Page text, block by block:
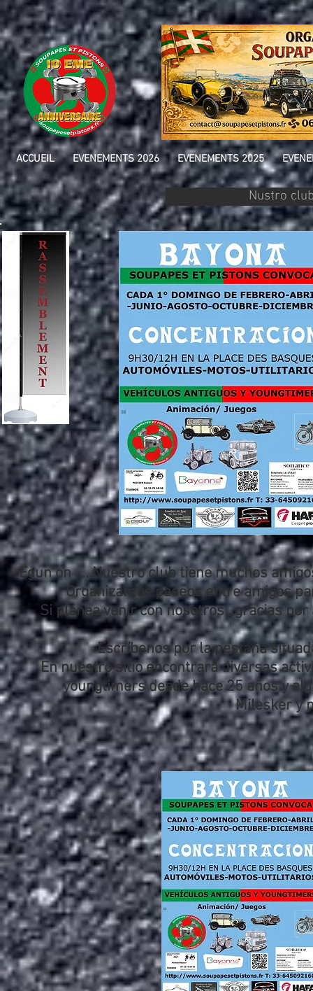
ACCUEIL EVENEMENTS 2026 EVENEMENTS 2025
Nustro
Egun on .....Nuestro club tiene muchos
Organizamos paseos entre amigos
Si planea venir con nosotros , gracias
Escríbenos por la pestaña
En nuestro sitio encontrará diversas
youngtimers desde hace 25 años y
Milesker y